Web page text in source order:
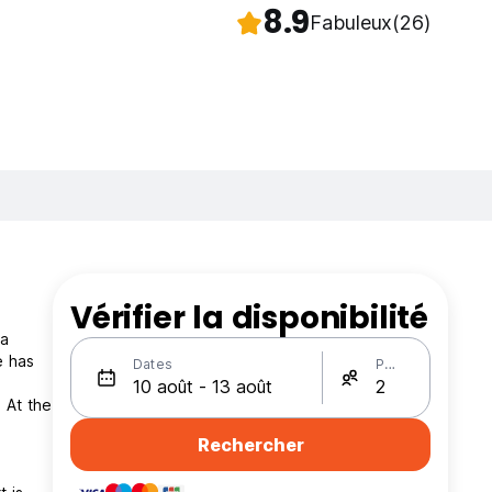
8.9Fabuleux(26)
has
At the
Vérifier la disponibilité
Dates Personnes
Rechercher